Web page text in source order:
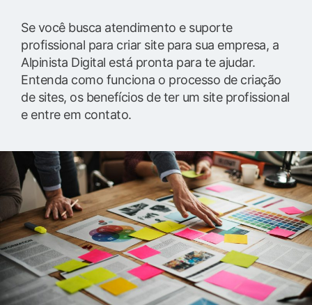
Se você busca atendimento e suporte
profissional para criar site para sua empresa, a
Alpinista Digital está pronta para te ajudar.
Entenda como funciona o processo de criação
de sites, os benefícios de ter um site profissional
e entre em contato.